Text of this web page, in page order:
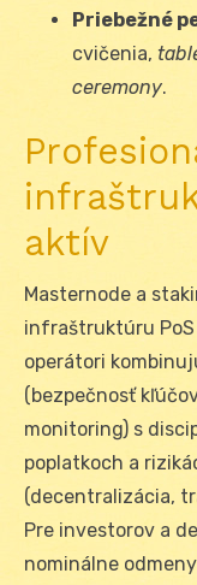
Priebežné
cvičenia,
ceremony.
aktív
Masternode a
infraštruktúru PoS
operátori
(bezpečnosť
monitoring) s
poplatkoch a
(decentralizácia,
Pre investorov a
nominálne